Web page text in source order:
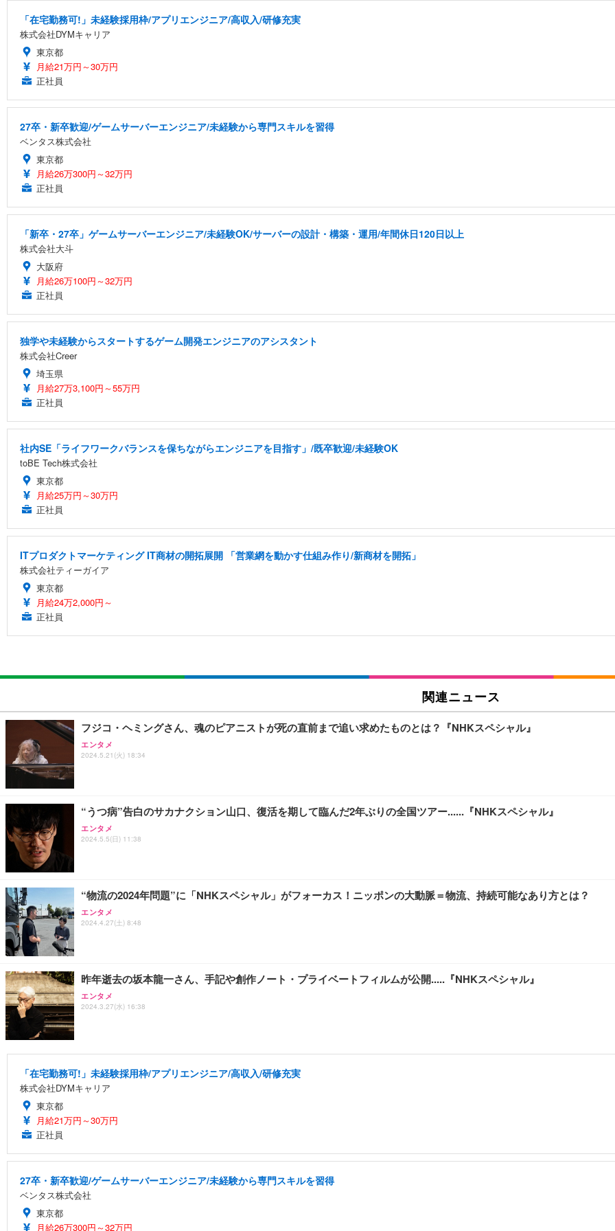
「在宅勤務可!」未経験採用枠/アプリエンジニア/高収入/研修充実
株式会社DYMキャリア
東京都
月給21万円～30万円
正社員
27卒・新卒歓迎/ゲームサーバーエンジニア/未経験から専門スキルを習得
ベンタス株式会社
東京都
月給26万300円～32万円
正社員
「新卒・27卒」ゲームサーバーエンジニア/未経験OK/サーバーの設計・構築・運用/年間休日120日以上
株式会社大斗
大阪府
月給26万100円～32万円
正社員
独学や未経験からスタートするゲーム開発エンジニアのアシスタント
株式会社Creer
埼玉県
月給27万3,100円～55万円
正社員
社内SE「ライフワークバランスを保ちながらエンジニアを目指す」/既卒歓迎/未経験OK
toBE Tech株式会社
東京都
月給25万円～30万円
正社員
ITプロダクトマーケティング IT商材の開拓展開 「営業網を動かす仕組み作り/新商材を開拓」
株式会社ティーガイア
東京都
月給24万2,000円～
正社員
関連ニュース
フジコ・ヘミングさん、魂のピアニストが死の直前まで追い求めたものとは？『NHKスペシャル』
エンタメ
2024.5.21(火) 18:34
“うつ病”告白のサカナクション山口、復活を期して臨んだ2年ぶりの全国ツアー......『NHKスペシャル』
エンタメ
2024.5.5(日) 11:38
“物流の2024年問題”に「NHKスペシャル」がフォーカス！ニッポンの大動脈＝物流、持続可能なあり方とは？
エンタメ
2024.4.27(土) 8:48
昨年逝去の坂本龍一さん、手記や創作ノート・プライベートフィルムが公開.....『NHKスペシャル』
エンタメ
2024.3.27(水) 16:38
「在宅勤務可!」未経験採用枠/アプリエンジニア/高収入/研修充実
株式会社DYMキャリア
東京都
月給21万円～30万円
正社員
27卒・新卒歓迎/ゲームサーバーエンジニア/未経験から専門スキルを習得
ベンタス株式会社
東京都
月給26万300円～32万円